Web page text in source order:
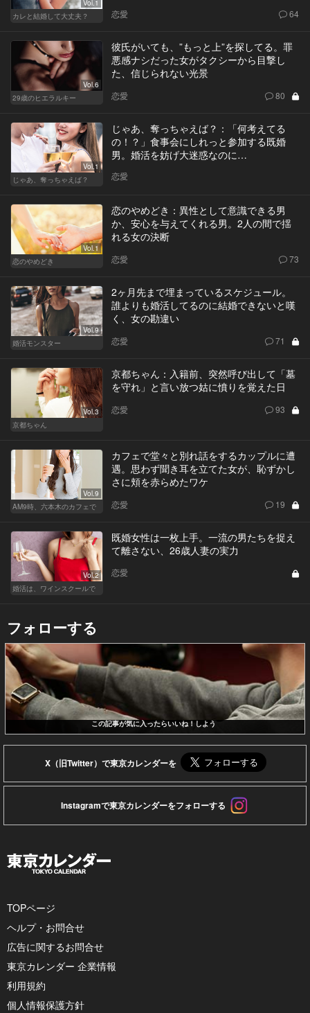
Vol.1
カレと結婚して大丈夫？
恋愛 64
Vol.6
29歳のヒエラルキー
彼氏がいても、”もっと上”を探してる。罪
悪感ナシだった女がタクシーから目撃し
た、信じられない光景
恋愛 80
Vol.1
じゃあ、奪っちゃえば？
じゃあ、奪っちゃえば？：「何考えてる
の！？」食事会にしれっと参加する既婚
男。婚活を妨げ大迷惑なのに…
恋愛
Vol.1
恋のやめどき
恋のやめどき：異性として意識できる男
か、安心を与えてくれる男。2人の間で揺
れる女の決断
恋愛 73
Vol.9
婚活モンスター
2ヶ月先まで埋まっているスケジュール。
誰よりも婚活してるのに結婚できないと嘆
く、女の勘違い
恋愛 71
Vol.3
京都ちゃん
京都ちゃん：入籍前、突然呼び出して「墓
を守れ」と言い放つ姑に憤りを覚えた日
恋愛 93
Vol.9
AM9時、六本木のカフェで
カフェで堂々と別れ話をするカップルに遭
遇。思わず聞き耳を立てた女が、恥ずかし
さに頬を赤らめたワケ
恋愛 19
Vol.2
婚活は、ワインスクールで
既婚女性は一枚上手。一流の男たちを捉え
て離さない、26歳人妻の実力
恋愛
フォローする
この記事が気に入ったらいいね！しよう
X（旧Twitter）で東京カレンダーを
Instagramで東京カレンダーをフォローする
TOPページ
ヘルプ・お問合せ
広告に関するお問合せ
東京カレンダー 企業情報
利用規約
個人情報保護方針